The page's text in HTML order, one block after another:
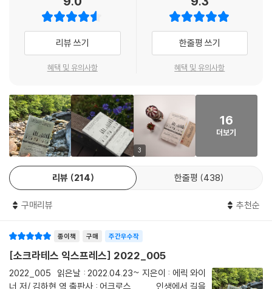
쾌락은 의심스럽다. 쾌락은 어두운 곳에, 닫힌 문 뒤에 머문다. ‘은밀한’ 쾌
락이나 ‘숨겨진’ 쾌락 같은 말을 할 때 우리는 가장 기본적인 이 인간 본능
에 수치심이 깃들어 있음을 인정하는 것이다. 하지만 에피쿠로스는 그렇게
생각하지 않았다. 그는 쾌락을 최고선으로 여겼다. 다른 모든 것(명성과
쿠로스는 늘 그렇듯 도발적인 문체로 다음과 같이 썼다. “나는 명예가 있는
자와 헛되이 그들을 찬양하는 자에게 침을 뱉는다.” 쾌락은 우리가 그 자체
로서 욕망하는 유일한 것이다. 그 밖의 모든 것, 심지어 철학까지도, 쾌락이
라는 하나의 목표를 위한 수단이다.
---p.197
나는 이것이 노년의 최종 과제라고 생각한다. 우리의 물길을 좁히는 것이
아니라 넓히는 것. 꺼져가는 빛에 분노하는 것이 아니라 그 빛이 다른 이들
알맞은 때가 있다. 심지어 물러나는 것에도.
---p.474
려는 행동이다.”
에릭 와이너는 마르쿠스가 고민한 논점과 견해들을 다양하게 소개하며 어
떻게 그 자신의 대답에 이르렀는지, 그의 저서 《명상록》과 다양한 일화들
을 인용하며 흥미진진하게 보여준다.
지혜를 사랑했고, 그 사랑이 전염성을 품고 있었던 열네 철학자들
그들의 말과 생각이 우리에게 천천히 기차의 속도로 다가온다
이처럼 에릭 와이너가 《소크라테스 익스프레스》에서 선택한 철학자들의
통찰은 우리가 인생을 살아가며 마주하는 문제에 대한 새로운 시각과 활력
을 제시해준다. 철학자들에게 덧씌워진 편견이나 난해함 너머 전해지는 생
생한 지혜들을 따라가다 보면, 고대 아테네 철학이 왜 ‘자기계발’과 다름없
에피쿠로스와 에픽테토스가 밝히는 견해가 특히 돋보인다.
것을 두려워하고 필요하지 않은 것을 욕망”한다고 이야기하며 과연 우리
가 무엇을 원하고, 그것이 내 진짜 욕망에 따른 것인지 점검해보라고 이야
기한다.
리뷰 쓰기
혜택 및 유의사항
한줄평 쓰기
혜택 및 유의사항
3
16
더보기
리뷰 214 한줄평 438
구매리뷰 추천순
종이책 구매 주간우수작
[소크라테스 익스프레스] 2022_005
2022_005 읽은날 : 2022.04.23~ 지은이 : 에릭 와이
너 저/ 김하현 역 출판사 : 어크로스 인생에서 길을